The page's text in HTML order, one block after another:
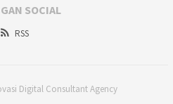
SOCIAL
RSS
Digital Consultant Agency